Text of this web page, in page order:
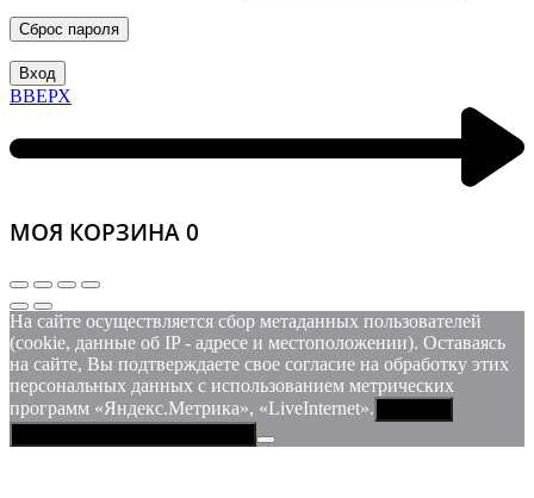
Сброс пароля
Вход
ВВЕРХ
МОЯ КОРЗИНА 0
На сайте осуществляется сбор метаданных пользователей
(cookie, данные об IP - адресе и местоположении). Оставаясь
на сайте, Вы подтверждаете свое согласие на обработку этих
персональных данных c использованием метрических
программ «Яндекс.Метрика», «LiveInternet».